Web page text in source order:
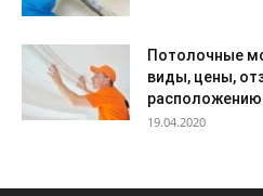
Потолочные
виды, цены,
19.04.2020